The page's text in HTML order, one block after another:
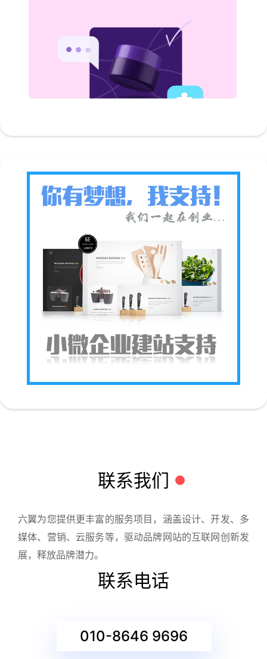
联系我们
六翼为您提供更丰富的服务项目，涵盖设计、开发、多
媒体、营销、云服务等，驱动品牌网站的互联网创新发
展，释放品牌潜力。
联系电话
010-8646 9696